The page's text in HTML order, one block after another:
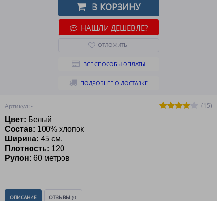
Артикул: -
(15)
Цвет: Белый
Состав: 100% хлопок
Ширина: 45 см.
Плотность: 120
Рулон: 60 метров
В КОРЗИНУ
НАШЛИ ДЕШЕВЛЕ?
ОТЛОЖИТЬ
ВСЕ СПОСОБЫ ОПЛАТЫ
ПОДРОБНЕЕ О ДОСТАВКЕ
ОПИСАНИЕ ОТЗЫВЫ (0)